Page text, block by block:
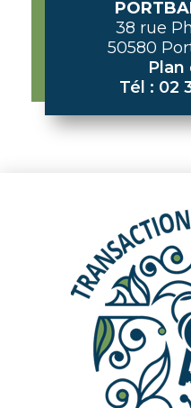
38 rue
50580
Plan
Tél : 02